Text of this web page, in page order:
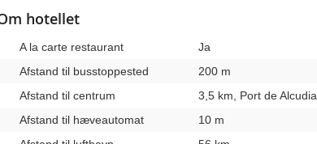
hotellet
A la carte restaurant
Ja
Afstand til busstoppested
200 m
Afstand til centrum
3,5 km, Port de Alcudia
Afstand til hæveautomat
10 m